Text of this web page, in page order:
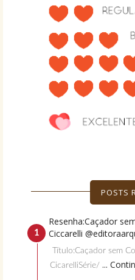
POSTS
Resenha:Caçador
Ciccarelli
Título:Caçador sem
CicarelliSérie/ ...